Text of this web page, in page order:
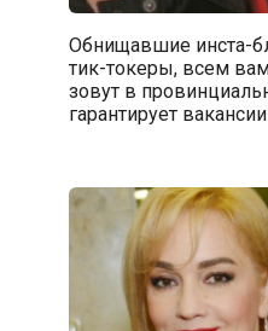
Обнищавшие инста-
тик-токеры, всем
зовут в
гарантирует